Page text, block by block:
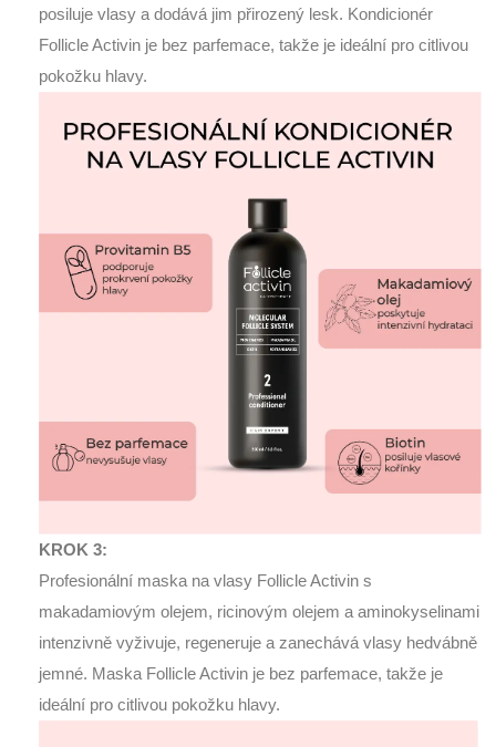
posiluje vlasy a dodává jim přirozený lesk. Kondicionér
Follicle Activin je bez parfemace, takže je ideální pro citlivou
pokožku hlavy.
KROK 3:
Profesionální maska na vlasy Follicle Activin s
makadamiovým olejem, ricinovým olejem a aminokyselinami
intenzivně vyživuje, regeneruje a zanechává vlasy hedvábně
jemné. Maska Follicle Activin je bez parfemace, takže je
ideální pro citlivou pokožku hlavy.